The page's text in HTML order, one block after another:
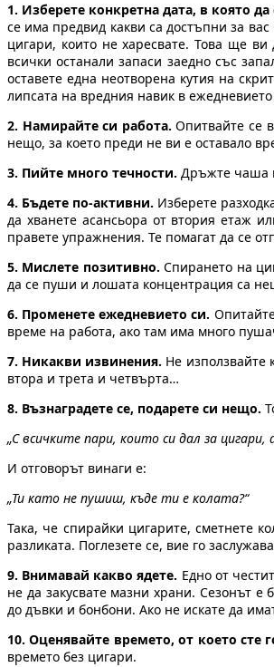
1. Изберете конкретна дата, в която
се има предвид какви са достъпни за
цигари, които не харесвате. Това ще
всички останали запаси заедно със
оставете една неотворена кутия на
липсата на вредния навик в
2. Намирайте си работа. Опитвайте се
нещо, за което преди не ви е оставало
3. Пийте много течности. Дръжте чаша
4. Бъдете по-активни. Изберете
да хванете асансьора от втория етаж
правете упражнения. Те помагат да се
5. Мислете позитивно.Спирането на
да се пуши и лошата концентрация са
6. Променете ежедневието си.
време на работа, ако там има много
7. Никакви извинения. Не използвайте
втора и трета и четвърта…
8. Възнаградете се, подарете си нещо.
„С всичките пари, които си дал за
И отговорът винаги е:
„Ти като не пушиш, къде ти е колата?“
Така, че спирайки цигарите, сметнете
разликата. Поглезете се, вие го
9. Внимавай какво ядете. Едно от
не да закусвате мазни храни. Сезонът
до дъвки и бонбони. Ако не искате да
10. Оценявайте времето, от което сте
времето без цигари.